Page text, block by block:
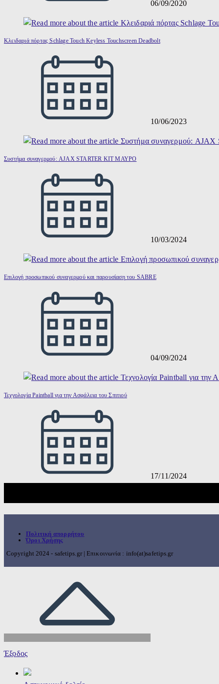
06/09/2020
Κλειδαριά πόρτας Schlage Touch Keyless Touchscreen Deadbolt
10/06/2023
Συστήμα συναγερμού: AJAX STARTER KIT ΜΑΥΡΟ
10/03/2024
Επιλογή προσωπικού συναγερμού και παρουσίαση του SABRE
04/09/2024
Τεχνολογία Paintball για την Ασφάλεια του Σπιτιού
17/11/2024
Πολιτική απορρήτου
Όροι Χρήσης
Copyright 2024 - safetips.gr | Επικοινωνία : info(at)safetips.gr
Έξοδος